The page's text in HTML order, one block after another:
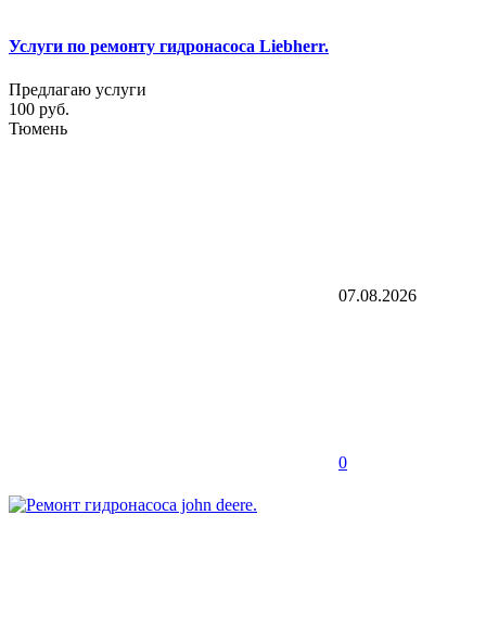
Услуги по ремонту гидронасоса Liebherr.
Предлагаю услуги
100 руб.
Тюмень
07.08.2026
0